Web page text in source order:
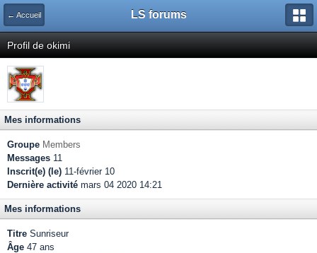
← Accueil LS forums
Profil de okimi
Mes informations
Groupe Members
Messages 11
Inscrit(e) (le) 11-février 10
Dernière activité mars 04 2020 14:21
Mes informations
Titre Sunriseur
Âge 47 ans